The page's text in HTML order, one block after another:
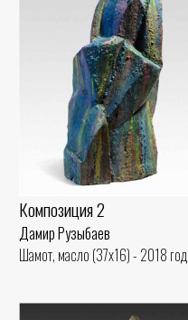
Композиция 2
Дамир Рузыбаев
Шамот, масло (37x16) - 2018 год